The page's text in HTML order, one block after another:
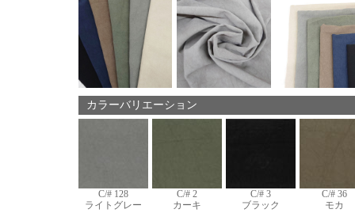
カラーバリエーション
C/# 128
ライトグレー
C/# 2
カーキ
C/# 3
ブラック
C/# 36
モカ